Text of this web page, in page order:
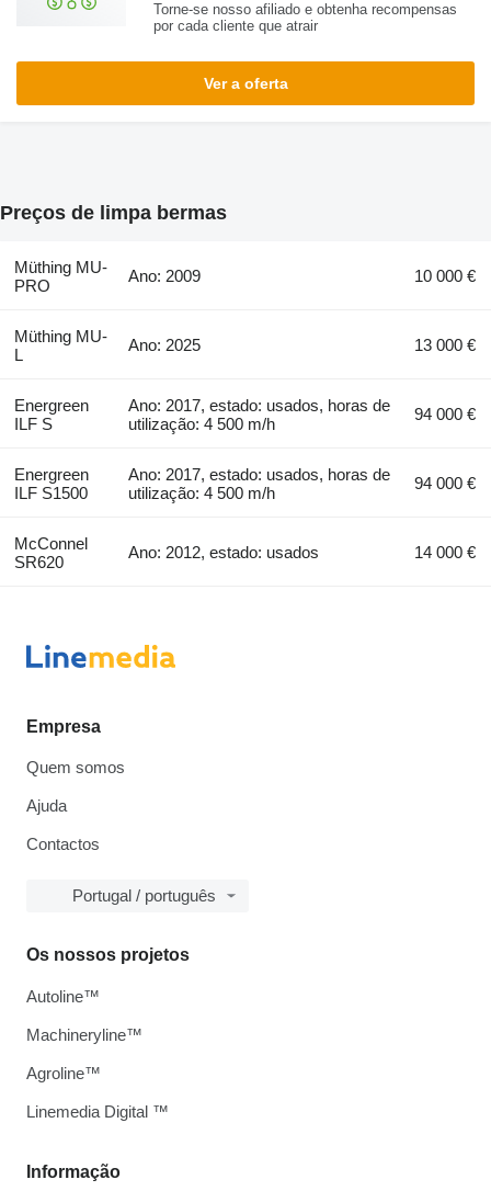
Torne-se nosso afiliado e obtenha recompensas
por cada cliente que atrair
Ver a oferta
Preços de limpa bermas
Müthing MU-
PRO
Ano: 2009 10 000 €
Müthing MU-
L
Ano: 2025 13 000 €
Energreen
ILF S
Ano: 2017, estado: usados, horas de
utilização: 4 500 m/h
94 000 €
Energreen
ILF S1500
Ano: 2017, estado: usados, horas de
utilização: 4 500 m/h
94 000 €
McConnel
SR620
Ano: 2012, estado: usados 14 000 €
Empresa
Quem somos
Ajuda
Contactos
Portugal / português
Informação
Os nossos projetos
Autoline™
Machineryline™
Agroline™
Linemedia Digital ™